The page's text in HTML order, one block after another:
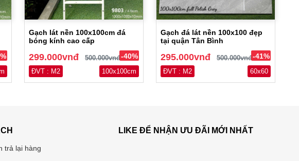
Gạch lát nền 100x100cm đá
bóng kính cao cấp
299.000vnđ 500.000vnđ -40%
ĐVT : M2 100x100cm
Gạch đá lát nền 100x100 đẹp
tại quận Tân Bình
295.000vnđ 500.000vnđ -41%
ĐVT : M2 60x60
trả lại hàng
LIKE ĐỂ NHẬN ƯU ĐÃI MỚI NHẤT